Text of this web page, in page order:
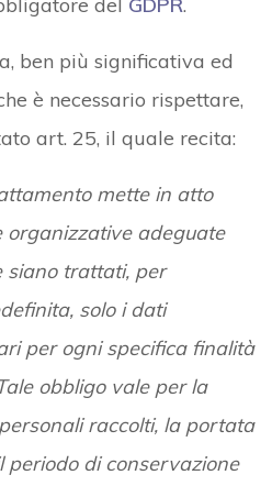
ben più significativa ed
è necessario rispettare,
art. 25, il quale recita:
mette in atto
organizzative adeguate
siano trattati, per
solo i dati
per ogni specifica finalità
obbligo vale per la
raccolti, la portata
periodo di conservazione